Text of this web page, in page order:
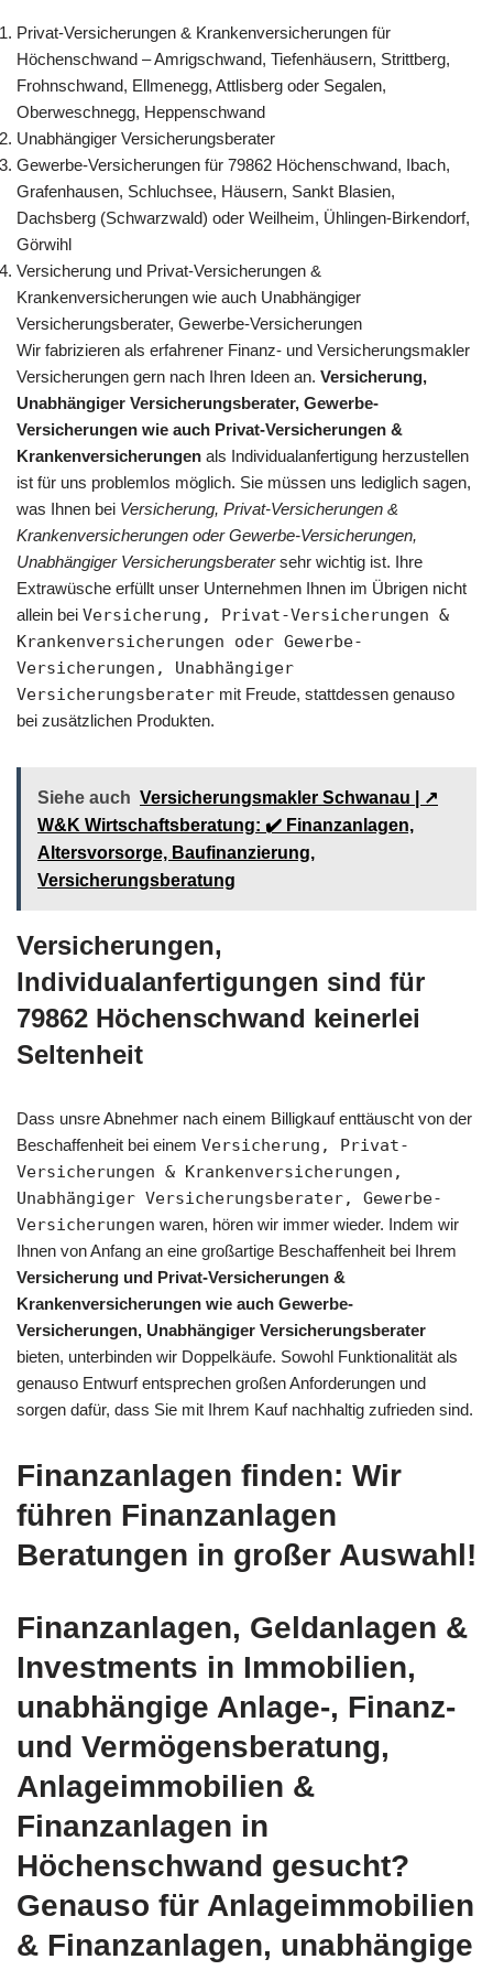
Privat-Versicherungen & Krankenversicherungen für
Höchenschwand – Amrigschwand, Tiefenhäusern, Strittberg,
Frohnschwand, Ellmenegg, Attlisberg oder Segalen,
Oberweschnegg, Heppenschwand
Unabhängiger Versicherungsberater
Gewerbe-Versicherungen für 79862 Höchenschwand, Ibach,
Grafenhausen, Schluchsee, Häusern, Sankt Blasien,
Dachsberg (Schwarzwald) oder Weilheim, Ühlingen-Birkendorf,
Görwihl
Versicherung und Privat-Versicherungen &
Krankenversicherungen wie auch Unabhängiger
Versicherungsberater, Gewerbe-Versicherungen
Wir fabrizieren als erfahrener Finanz- und Versicherungsmakler
Versicherungen gern nach Ihren Ideen an. Versicherung,
Unabhängiger Versicherungsberater, Gewerbe-
Versicherungen wie auch Privat-Versicherungen &
Krankenversicherungen als Individualanfertigung herzustellen
ist für uns problemlos möglich. Sie müssen uns lediglich sagen,
was Ihnen bei Versicherung, Privat-Versicherungen &
Krankenversicherungen oder Gewerbe-Versicherungen,
Unabhängiger Versicherungsberatersehr wichtig ist. Ihre
Extrawüsche erfüllt unser Unternehmen Ihnen im Übrigen nicht
allein bei Versicherung, Privat-Versicherungen &
Krankenversicherungen oder Gewerbe-
Versicherungen, Unabhängiger
Versicherungsberater mit Freude, stattdessen genauso
bei zusätzlichen Produkten.
Siehe auch Versicherungsmakler Schwanau | ↗️
W&K Wirtschaftsberatung: ✔️ Finanzanlagen,
Altersvorsorge, Baufinanzierung,
Versicherungsberatung
Versicherungen,
Individualanfertigungen sind für
79862 Höchenschwand keinerlei
Seltenheit
Dass unsre Abnehmer nach einem Billigkauf enttäuscht von der
Beschaffenheit bei einem Versicherung, Privat-
Versicherungen & Krankenversicherungen,
Unabhängiger Versicherungsberater, Gewerbe-
Versicherungen waren, hören wir immer wieder. Indem wir
Ihnen von Anfang an eine großartige Beschaffenheit bei Ihrem
Versicherung und Privat-Versicherungen &
Krankenversicherungen wie auch Gewerbe-
Versicherungen, Unabhängiger Versicherungsberater
bieten, unterbinden wir Doppelkäufe. Sowohl Funktionalität als
genauso Entwurf entsprechen großen Anforderungen und
sorgen dafür, dass Sie mit Ihrem Kauf nachhaltig zufrieden sind.
Finanzanlagen finden: Wir
führen Finanzanlagen
Beratungen in großer Auswahl!
Finanzanlagen, Geldanlagen &
Investments in Immobilien,
unabhängige Anlage-, Finanz-
und Vermögensberatung,
Anlageimmobilien &
Finanzanlagen in
Höchenschwand gesucht?
Genauso für Anlageimmobilien
& Finanzanlagen, unabhängige